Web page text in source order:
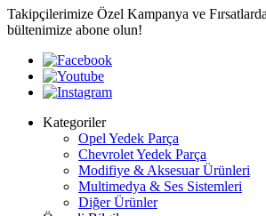
Takipçilerimize Özel Kampanya ve
bültenimize abone olun!
Kategoriler
Opel Yedek Parça
Chevrolet Yedek Parça
Modifiye & Aksesuar Ürünleri
Multimedya & Ses Sistemleri
Diğer Ürünler